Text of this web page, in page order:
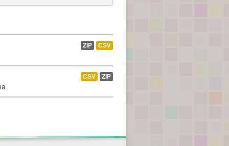
ZIP CSV
CSV ZIP